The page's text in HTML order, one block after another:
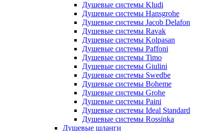
Душевые системы Kludi
Душевые системы Hansgrohe
Душевые системы Jacob Delafon
Душевые системы Ravak
Душевые системы Kolpasan
Душевые системы Paffoni
Душевые системы Timo
Душевые системы Giulini
Душевые системы Swedbe
Душевые системы Boheme
Душевые системы Grohe
Душевые системы Paini
Душевые системы Ideal Standard
Душевые системы Rossinka
Душевые шланги